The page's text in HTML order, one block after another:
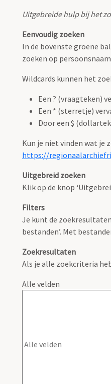
Uitgebreide hulp bij het
Eenvoudig zoeken
In de bovenste groene
zoeken op
Wildcards kunnen het
Een ? (vraagteken)
Een * (sterretje)
Door een $
Kun je niet vinden wat je
https://
Uitgebreid zoeken
Klik op de knop
Filters
Je kunt de zoekresultaten
bestanden’. Met
Zoekresultaten
Als je alle zoekcriteria
Alle velden